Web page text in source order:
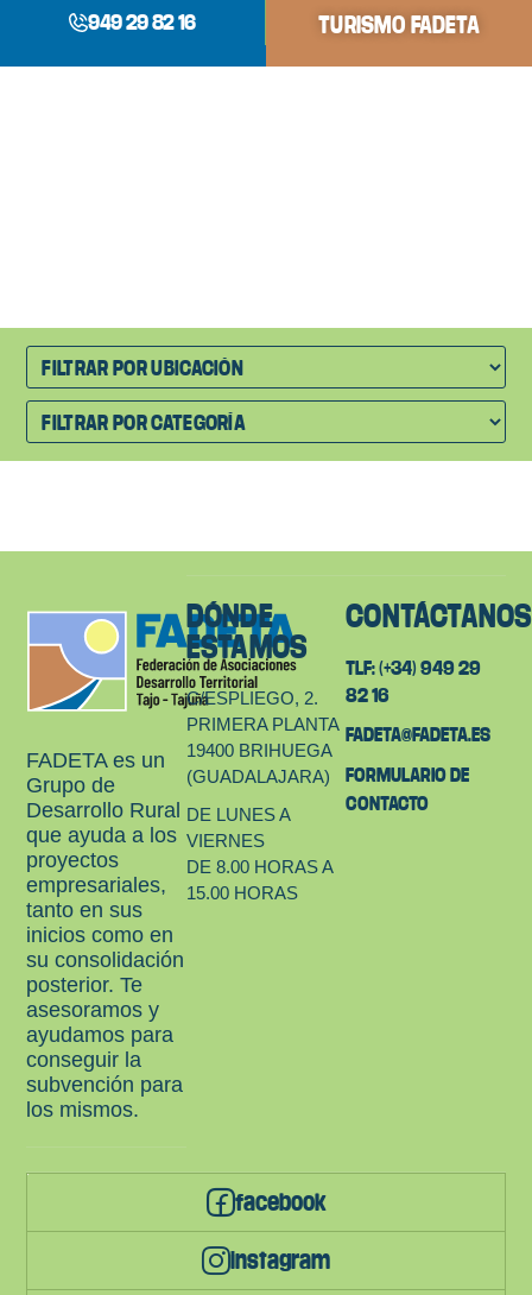
949 29 82 16 TURISMO FADETA
FADETA es un
Grupo de
Desarrollo Rural
que ayuda a los
proyectos
empresariales,
tanto en sus
inicios como en
su consolidación
posterior. Te
asesoramos y
ayudamos para
conseguir la
subvención para
los mismos.
DÓNDE
ESTAMOS
C/ESPLIEGO, 2.
PRIMERA PLANTA
19400 BRIHUEGA
(GUADALAJARA)
DE LUNES A
VIERNES
DE 8.00 HORAS A
15.00 HORAS
CONTÁCTANOS
TLF: (+34) 949 29
82 16
FADETA@FADETA.ES
FORMULARIO DE
CONTACTO
facebook
instagram